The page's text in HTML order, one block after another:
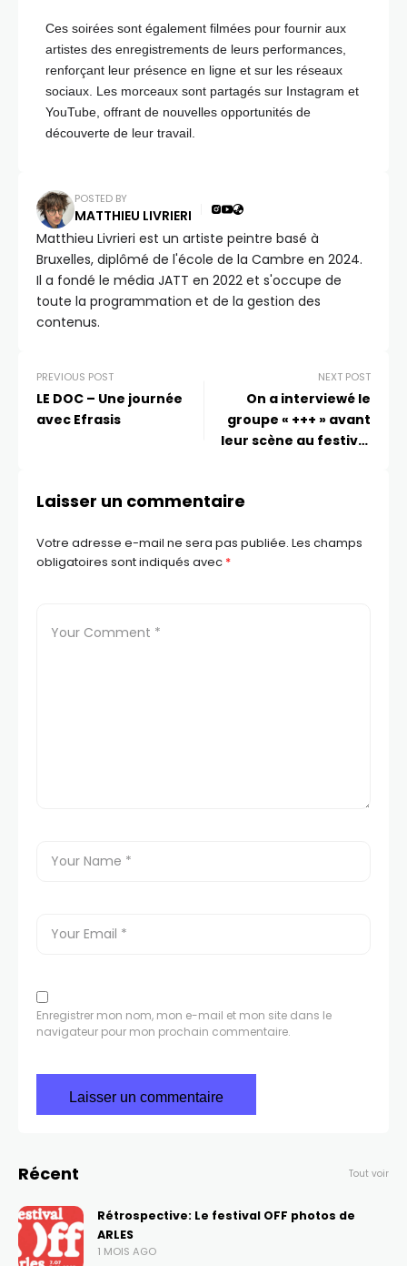
Ces soirées sont également filmées pour fournir aux
artistes des enregistrements de leurs performances,
renforçant leur présence en ligne et sur les réseaux
sociaux. Les morceaux sont partagés sur Instagram et
YouTube, offrant de nouvelles opportunités de
découverte de leur travail.
POSTED BY
MATTHIEU LIVRIERI
Matthieu Livrieri est un artiste peintre basé à
Bruxelles, diplômé de l'école de la Cambre en 2024.
Il a fondé le média JATT en 2022 et s'occupe de
toute la programmation et de la gestion des
contenus.
PREVIOUS POST
LE DOC – Une journée
avec Efrasis
NEXT POST
On a interviewé le
groupe « +++ » avant
leur scène au festival
Laisser un commentaire
Votre adresse e-mail ne sera pas publiée. Les champs
obligatoires sont indiqués avec *
Enregistrer mon nom, mon e-mail et mon site dans le
navigateur pour mon prochain commentaire.
Récent Tout voir
Rétrospective: Le festival OFF photos de
ARLES
1 MOIS AGO